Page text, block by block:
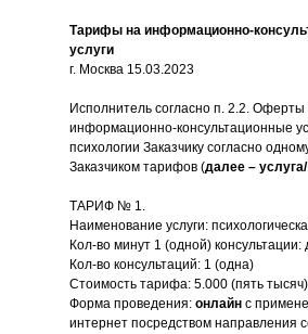
Тарифы на информационно-
услуги
г. Москва 15.03.2023
Исполнитель согласно п. 2.2. Оферты
информационно-консультационные
психологии Заказчику согласно
Заказчиком тарифов (далее –
ТАРИФ № 1.
Наименование услуги:
Кол-во минут 1 (одной) консультации:
Кол-во консультаций: 1 (одна)
Стоимость тарифа: 5.000 (пять
Форма проведения: онлайн с
интернет посредством направления